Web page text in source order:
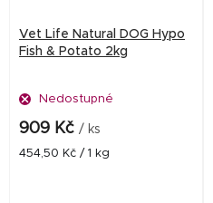
Vet Life Natural DOG Hypo
Fish & Potato 2kg
Nedostupné
909 Kč / ks
Měrná
454,50 Kč / 1 kg